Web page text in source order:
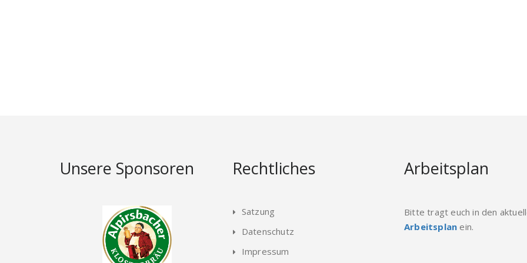
Unsere Sponsoren Rechtliches
Satzung
Datenschutz
Impressum
Arbeitsplan
Bitte tragt euch in den
Arbeitsplan ein.